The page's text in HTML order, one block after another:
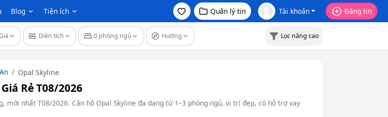
Blog Tiện ích Quản lý tin Tài khoản Đăng tin
Diện tích 0 phòng ngủ Hướng Lọc nâng cao
Opal Skyline
Rẻ T08/2026
mới nhất T08/2026. Căn hộ Opal Skyline đa dạng từ 1–3 phòng ngủ, vị trí đẹp, có hỗ trợ vay